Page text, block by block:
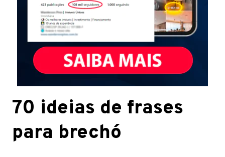
70 ideias de frases
para brechó